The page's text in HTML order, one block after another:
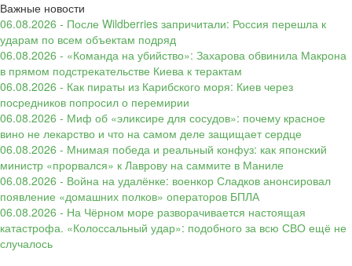
Важные новости
06.08.2026 - После Wildberries запричитали: Россия перешла к
ударам по всем объектам подряд
06.08.2026 - «Команда на убийство»: Захарова обвинила Макрона
в прямом подстрекательстве Киева к терактам
06.08.2026 - Как пираты из Карибского моря: Киев через
посредников попросил о перемирии
06.08.2026 - Миф об «эликсире для сосудов»: почему красное
вино не лекарство и что на самом деле защищает сердце
06.08.2026 - Мнимая победа и реальный конфуз: как японский
министр «прорвался» к Лаврову на саммите в Маниле
06.08.2026 - Война на удалёнке: военкор Сладков анонсировал
появление «домашних полков» операторов БПЛА
06.08.2026 - На Чёрном море разворачивается настоящая
катастрофа. «Колоссальный удар»: подобного за всю СВО ещё не
случалось